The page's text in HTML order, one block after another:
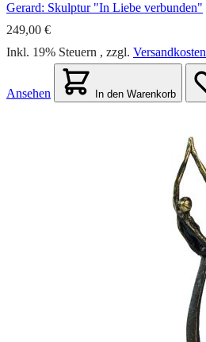
Gerard: Skulptur "In Liebe verbunden"
249,00 €
Inkl. 19% Steuern , zzgl. Versandkosten
Ansehen In den Warenkorb